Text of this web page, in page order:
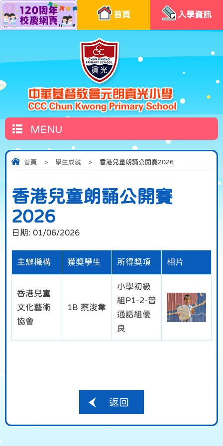
首頁 入學資訊
MENU
首頁 > 學生成就 > 香港兒童朗誦公開賽2026
香港兒童朗誦公開賽
2026
日期: 01/06/2026
主辦機構 獲獎學生 所得獎項 相片
香港兒童
文化藝術
協會
1B 蔡浚韋
小學初級
組P1-2-普
通話組優
良
返回